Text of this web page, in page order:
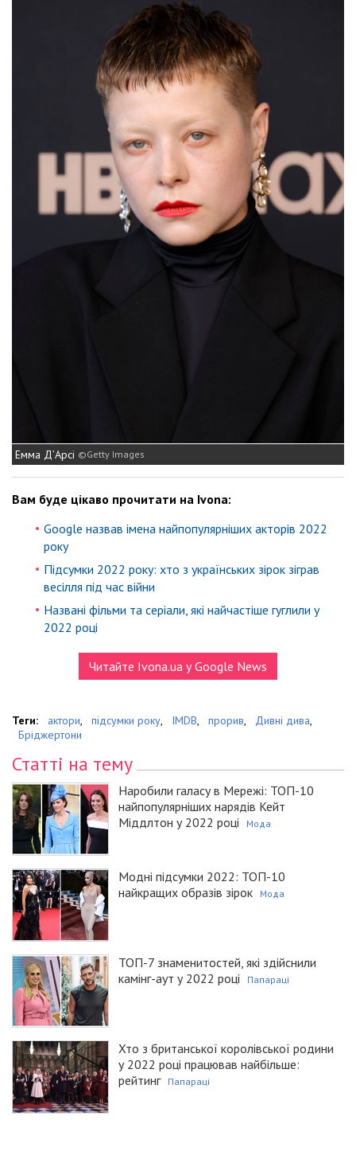
Емма Д’Арсі Getty Images
Вам буде цікаво прочитати на Ivona:
Google назвав імена найпопулярніших акторів 2022
року
Підсумки 2022 року: хто з українських зірок зіграв
весілля під час війни
Названі фільми та серіали, які найчастіше гуглили у
2022 році
Читайте Ivona.ua у Google News
Теги: актори, підсумки року, IMDB, прорив, Дивні дива,
Бріджертони
Статті на тему
Наробили галасу в Мережі: ТОП-10
найпопулярніших нарядів Кейт
Міддлтон у 2022 році
Мода
Модні підсумки 2022: ТОП-10
найкращих образів зірок
Мода
ТОП-7 знаменитостей, які здійснили
камінг-аут у 2022 році
Папараці
Хто з британської королівської родини
у 2022 році працював найбільше:
рейтинг
Папараці